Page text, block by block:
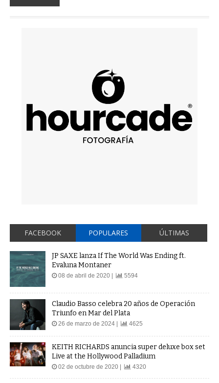
FACEBOOK POPULARES ÚLTIMAS
JP SAXE lanza If The World Was Ending ft.
Evaluna Montaner
08 de abril de 2020 | 5594
Claudio Basso celebra 20 años de Operación
Triunfo en Mar del Plata
26 de marzo de 2024 | 4625
KEITH RICHARDS anuncia super deluxe box set
Live at the Hollywood Palladium
02 de octubre de 2020 | 4320